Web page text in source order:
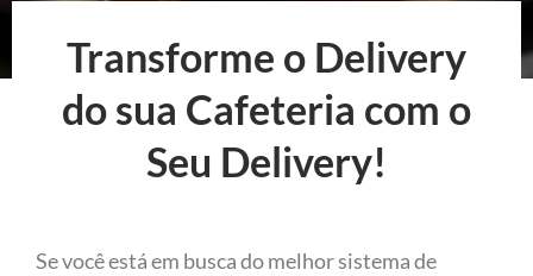
Transforme o Delivery
do sua Cafeteria com o
Seu Delivery!
Se você está em busca do melhor sistema de